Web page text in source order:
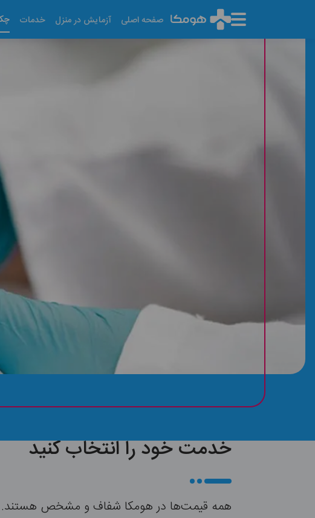
صفحه اصلی آزمایش در منزل خدمات
خدمت خود را انتخاب کنید
همه قیمت‌ها در هومکا شفاف و مشخص هستند.